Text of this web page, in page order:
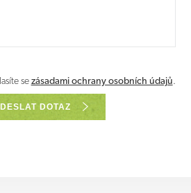
sezásadami ochrany osobních údajů.
DOTAZ